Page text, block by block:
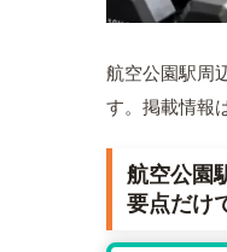
航空公園駅周
す。掲載情報
航空公園
要点だけ